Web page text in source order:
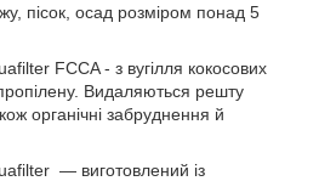
пісок, осад розміром понад 5
FCCA - з вугілля кокосових
Видаляються решту
органічні забруднення й
— виготовлений із